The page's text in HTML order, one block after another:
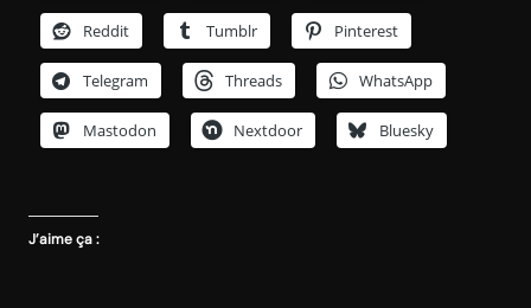
Reddit Tumblr Pinterest
Telegram Threads WhatsApp
Mastodon Nextdoor Bluesky
J’aime ça :